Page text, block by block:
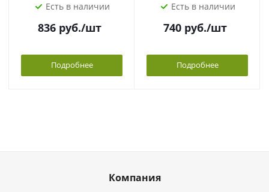
Есть в наличии
836 руб./шт
Подробнее
Есть в наличии
740 руб./шт
Подробнее
Компания